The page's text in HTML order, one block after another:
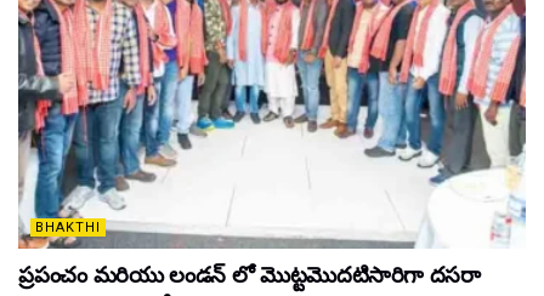
BHAKTHI
ప్రపంచం మరియు లండన్ లో మొట్టమొదటిసారిగా దసరా